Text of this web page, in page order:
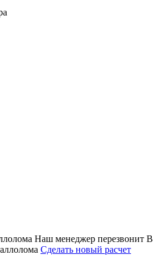
Наш менеджер перезвонит
Сделать новый расчет